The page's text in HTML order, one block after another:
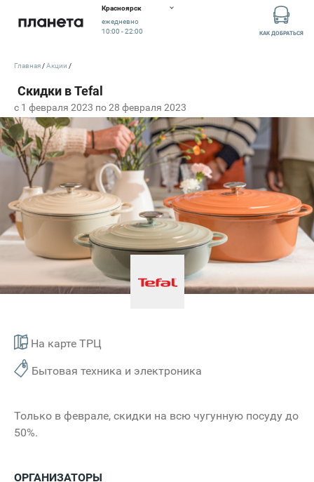
Красноярск
ежедневно
10:00 - 22:00
КАК ДОБРАТЬСЯ
c 1 февраля 2023 по 28 февраля 2023
На карте ТРЦ
Бытовая техника и электроника
Главная Акции
Только в феврале, скидки на всю чугунную посуду до
50%.
ОРГАНИЗАТОРЫ